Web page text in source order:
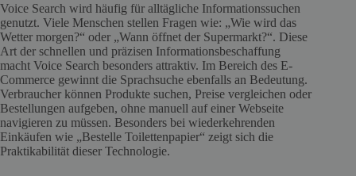
Voice Search wird häufig für alltägliche Informationssuchen
genutzt. Viele Menschen stellen Fragen wie: „Wie wird das
Wetter morgen?“ oder „Wann öffnet der Supermarkt?“. Diese
Art der schnellen und präzisen Informationsbeschaffung
macht Voice Search besonders attraktiv. Im Bereich des E-
Commerce gewinnt die Sprachsuche ebenfalls an Bedeutung.
Verbraucher können Produkte suchen, Preise vergleichen oder
Bestellungen aufgeben, ohne manuell auf einer Webseite
navigieren zu müssen. Besonders bei wiederkehrenden
Einkäufen wie „Bestelle Toilettenpapier“ zeigt sich die
Praktikabilität dieser Technologie.